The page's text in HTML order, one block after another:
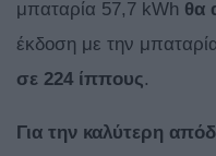
μπαταρία 57,7 kWh θα
έκδοση με την
σε 224 ίππους.
Για την καλύτερη